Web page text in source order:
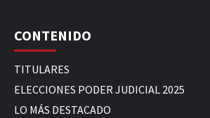
CONTENIDO
TITULARES
ELECCIONES PODER JUDICIAL 2025
LO MÁS DESTACADO